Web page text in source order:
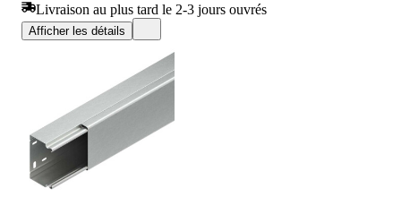
Livraison au plus tard le 2-3 jours ouvrés
Afficher les détails